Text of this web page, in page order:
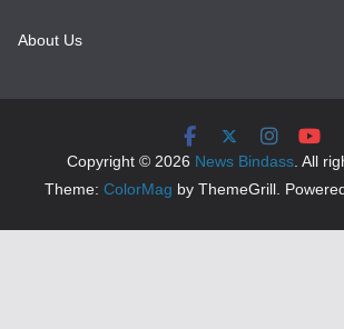
About Us
Copyright © 2026 News Bindass. All
Theme: ColorMag by ThemeGrill.